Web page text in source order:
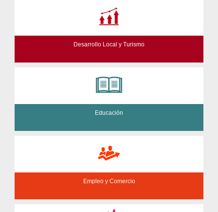
Desarrollo Local y Turismo
Educación
Empleo y Comercio